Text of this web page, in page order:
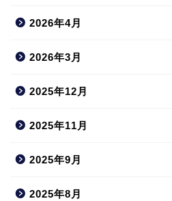
2026年4月
2026年3月
2025年12月
2025年11月
2025年9月
2025年8月